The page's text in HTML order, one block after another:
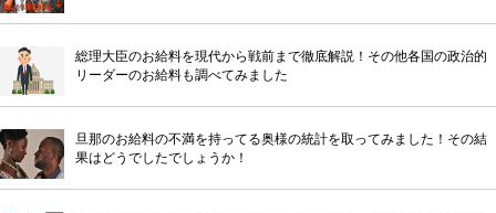
総理大臣のお給料を現代から戦前まで徹底解説！その他各国の政治的
リーダーのお給料も調べてみました
旦那のお給料の不満を持ってる奥様の統計を取ってみました！その結
果はどうでしたでしょうか！